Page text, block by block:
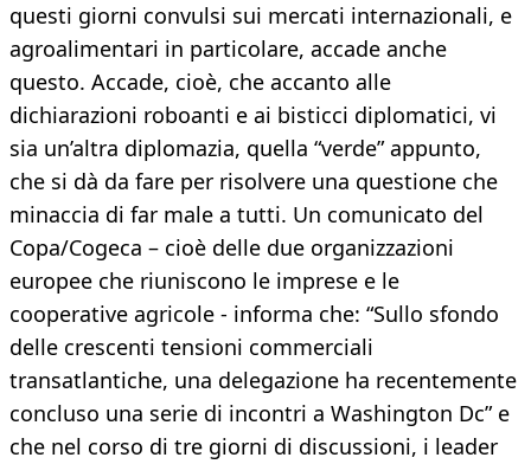
questi giorni convulsi sui mercati internazionali, e
agroalimentari in particolare, accade anche
questo. Accade, cioè, che accanto alle
dichiarazioni roboanti e ai bisticci diplomatici, vi
sia un’altra diplomazia, quella “verde” appunto,
che si dà da fare per risolvere una questione che
minaccia di far male a tutti. Un comunicato del
Copa/Cogeca – cioè delle due organizzazioni
europee che riuniscono le imprese e le
cooperative agricole - informa che: “Sullo sfondo
delle crescenti tensioni commerciali
transatlantiche, una delegazione ha recentemente
concluso una serie di incontri a Washington Dc” e
che nel corso di tre giorni di discussioni, i leader